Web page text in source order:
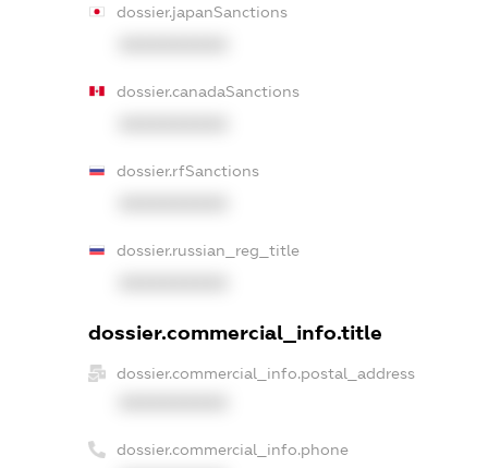
dossier.japanSanctions
dossier.canadaSanctions
dossier.rfSanctions
dossier.russian_reg_title
dossier.commercial_info.title
dossier.commercial_info.postal_address
dossier.commercial_info.phone